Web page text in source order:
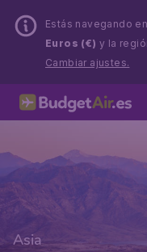
Estás navegando en
Euros (€) y la
Cambiar ajustes.
Asia